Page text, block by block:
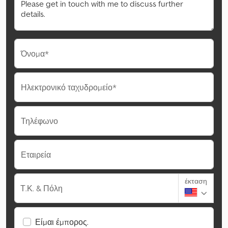
Όνομα*
Ηλεκτρονικό ταχυδρομείο*
Τηλέφωνο
Εταιρεία
Τ.Κ. & Πόλη
έκταση
Είμαι έμπορος.